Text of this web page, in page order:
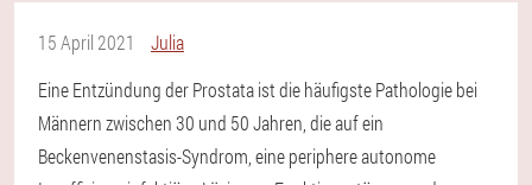
15 April 2021
Julia
Eine Entzündung der Prostata ist die häufigste Pathologie bei
Männern zwischen 30 und 50 Jahren, die auf ein
Beckenvenenstasis-Syndrom, eine periphere autonome